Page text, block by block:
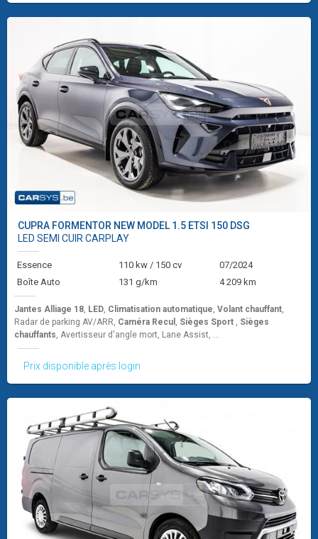
CUPRA FORMENTOR NEW MODEL 1.5 ETSI 150 DSG
LED SEMI CUIR CARPLAY
Essence 110 kw / 150 cv
07/2024
Boîte Auto
131 g/km 4 209 km
Jantes Alliage 18 LED Climatisation automatique Volant chauffant
Radar de parking AV/ARR, Caméra Recul Sièges Sport
Sièges
chauffants , Avertisseur d'angle mort, Lane Assist, ...
Prix disponible après login